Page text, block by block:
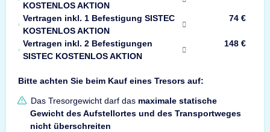
KOSTENLOS AKTION
Vertragen inkl. 1 Befestigung SISTEC
KOSTENLOS AKTION
74 €
Vertragen inkl. 2 Befestigungen
SISTEC KOSTENLOS AKTION
148 €
Bitte achten Sie beim Kauf eines Tresors auf:
Das Tresorgewicht darf das maximale statische
Gewicht des Aufstellortes und des Transportweges
nicht überschreiten